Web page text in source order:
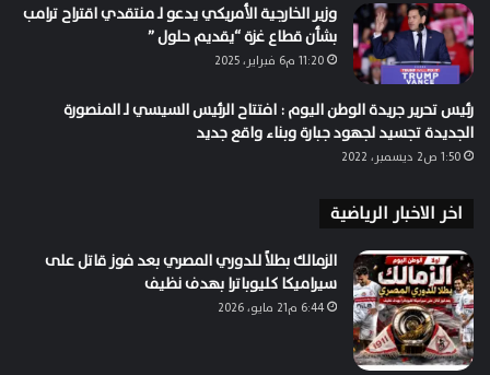
وزير الخارجية الأمريكي يدعو لـ منتقدي اقتراح ترامب
بشأن قطاع غزة “يقديم حلول ”
11:20 م6 فبراير، 2025
رئيس تحرير جريدة الوطن اليوم : افتتاح الرئيس السيسي لـ المنصورة
الجديدة تجسيد لجهود جبارة وبناء واقع جديد
1:50 ص2 ديسمبر، 2022
اخر الاخبار الرياضية
الزمالك بطلاً للدوري المصري بعد فوز قاتل على
سيراميكا كليوباترا بهدف نظيف
6:44 م21 مايو، 2026